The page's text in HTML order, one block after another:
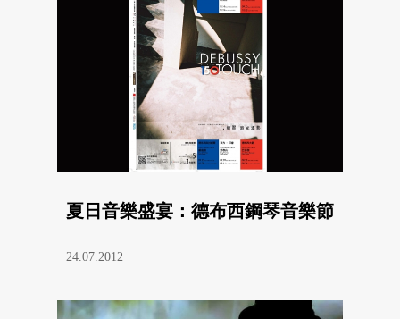
夏日音樂盛宴：德布西鋼琴音樂節
24.07.2012